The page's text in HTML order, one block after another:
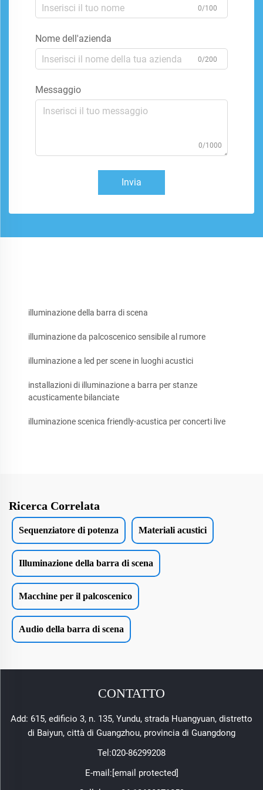
0/100
Nome dell'azienda
0/200
Messaggio
0/1000
Invia
illuminazione della barra di scena
illuminazione da palcoscenico sensibile al rumore
illuminazione a led per scene in luoghi acustici
installazioni di illuminazione a barra per stanze
acusticamente bilanciate
illuminazione scenica friendly-acustica per concerti live
Ricerca Correlata
Sequenziatore di potenza Materiali acustici
Illuminazione della barra di scena
Macchine per il palcoscenico
Audio della barra di scena
CONTATTO
Add: 615, edificio 3, n. 135, Yundu, strada Huangyuan, distretto
di Baiyun, città di Guangzhou, provincia di Guangdong
Tel:020-86299208
E-mail:[email protected]